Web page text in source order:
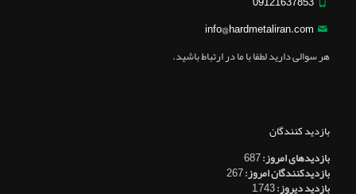
info@hardmetaliran.com
هر سوالی دارید لطفا با ما در ارتباط باشید.
بازدید کنندگان
بازدیدهای امروز:687
بازدیدکنندگان امروز:267
بازدید دیروز:1,743